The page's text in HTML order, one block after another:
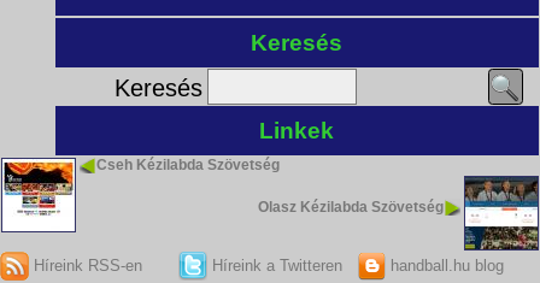
Keresés
Keresés
Linkek
Cseh Kézilabda Szövetség
Olasz Kézilabda Szövetség
Híreink RSS-en Híreink a Twitteren handball.hu blog